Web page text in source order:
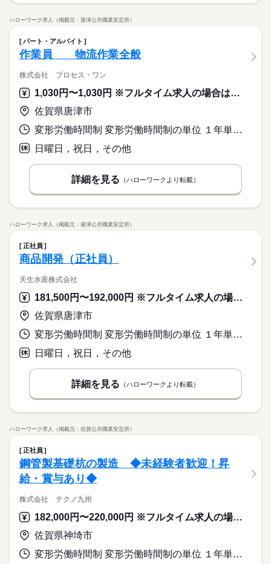
バイク自転車
車OK
期間・時間 長期
08：30～17：30 8時間勤務 休憩時間：1時間 残業見込み：10～2
0時間程度/月 【待遇・福利厚生】 ・社会保険完備（健康・雇
用・労災・厚生年金・介護） ・交通費支給有（規定有） ・年1
回の健康診断有 ・日払いOK
休日・休暇 日曜
日＋平日１日のシフト制
夏季休暇、年末年始休暇
募集条件 交通費 履歴書不要 働き方・環境
ブランクOK 社会保険制度
給与 時給 1,300円～
【給与備考】
■日収例：12025円（実働8h・残業1h）
■試用期間あり：5日間（給与/雇用形態の変動なし）
期間・時間 長期
08：30～17：30 8時間勤務 休憩時間：1時間 残業見込み：10～2
用・労災・厚生年金・介護） ・交通費支給有（規定有） ・年1
回の健康診断有 ・日払いOK
休日・休暇
詳しい募集要項をすべて見る
ハローワーク求人（掲載元：唐津公共職業安定所）
パート・アルバイト
作業員 物流作業全般
株式会社 プロセス・ワン
1,030円〜1,030円 ※フルタイム求人の場合は月額（換算額）、パート求人の場合は時間額を表示しています。
佐賀県唐津市
変形労働時間制 変形労働時間制の単位 １年単位 就業時間１ 9時00分〜17時00分
日曜日，祝日，その他
詳細を見る （ハローワークより転載）
ハローワーク求人（掲載元：唐津公共職業安定所）
正社員
商品開発（正社員）
天生水産株式会社
181,500円〜192,000円 ※フルタイム求人の場合は月額（換算額）、パート求人の場合は時間額を表示しています。
佐賀県唐津市
変形労働時間制 変形労働時間制の単位 １年単位 就業時間１ 8時00分〜17時00分
日曜日，祝日，その他
詳細を見る （ハローワークより転載）
ハローワーク求人（掲載元：佐賀公共職業安定所）
正社員
鋼管製基礎杭の製造 ◆未経験者歓迎！昇
給・賞与あり◆
株式会社 テクノ九州
182,000円〜220,000円 ※フルタイム求人の場合は月額（換算額）、パート求人の場合は時間額を表示しています。
佐賀県神埼市
変形労働時間制 変形労働時間制の単位 １年単位 就業時間１ 8時30分〜17時30分 就業時間に関する特記事項 会社カレンダーにより、月に一日または二日、土曜日出勤があるた